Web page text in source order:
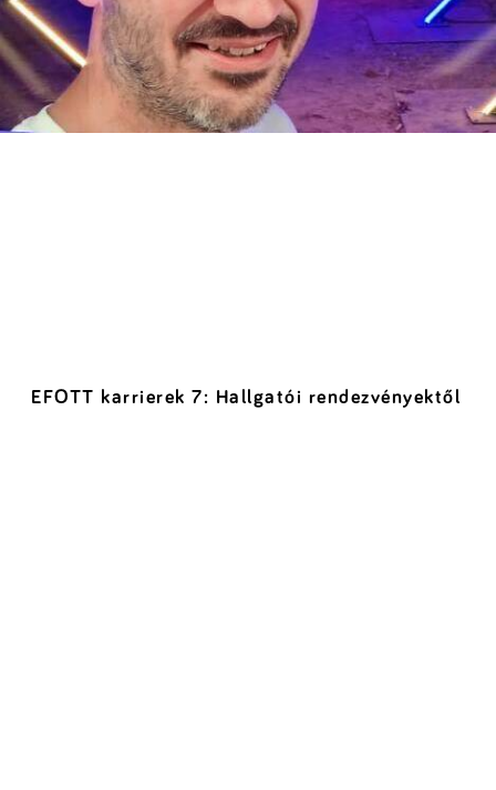
EFOTT karrierek 7: Hallgatói rendezvényektől